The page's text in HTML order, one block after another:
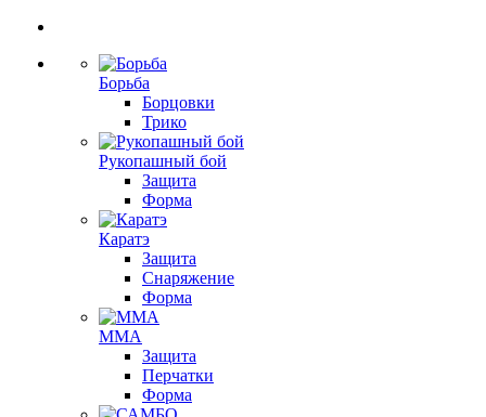
Борьба
Борцовки
Трико
Рукопашный бой
Защита
Форма
Каратэ
Защита
Снаряжение
Форма
ММА
Защита
Перчатки
Форма